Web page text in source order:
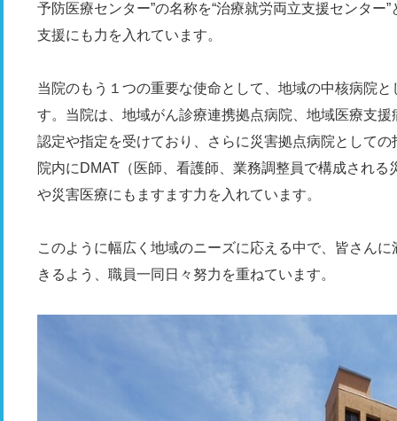
予防医療センター”の名称を“治療就労両立支援センター
支援にも力を入れています。
当院のもう１つの重要な使命として、地域の中核病院
す。当院は、地域がん診療連携拠点病院、地域医療支
認定や指定を受けており、さらに災害拠点病院として
院内にDMAT（医師、看護師、業務調整員で構成され
や災害医療にもますます力を入れています。
このように幅広く地域のニーズに応える中で、皆さん
きるよう、職員一同日々努力を重ねています。